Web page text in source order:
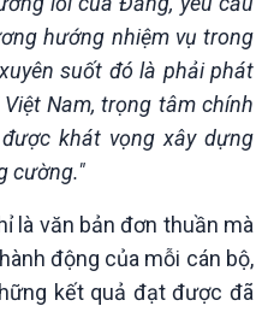
hướng nhiệm vụ trong
suốt đó là phải phát
Nam, trọng tâm chính
khát vọng xây dựng
cường."
là văn bản đơn thuần mà
động của mỗi cán bộ,
kết quả đạt được đã